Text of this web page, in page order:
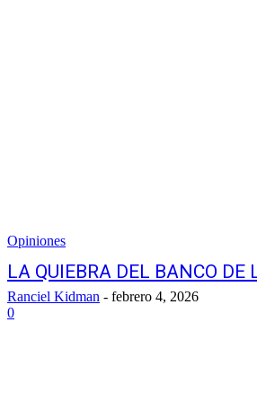
Opiniones
LA QUIEBRA DEL BANCO DE
Ranciel Kidman - febrero 4, 2026
0